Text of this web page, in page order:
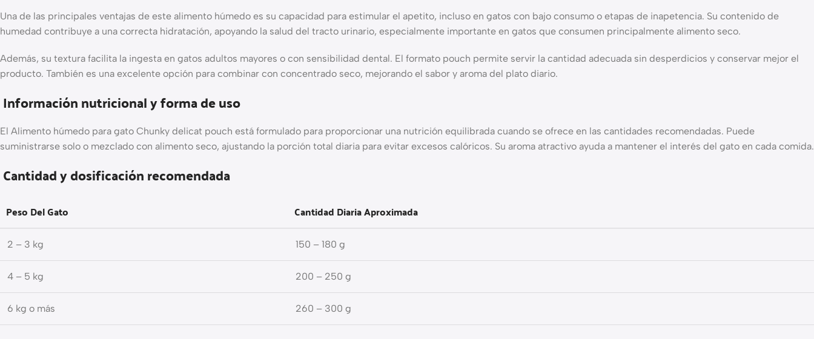
Una de las principales ventajas de este alimento húmedo es su capacidad para estimular el apetito, incluso en gatos con bajo consumo o etapas de inapetencia. Su contenido de
humedad contribuye a una correcta hidratación, apoyando la salud del tracto urinario, especialmente importante en gatos que consumen principalmente alimento seco.
Además, su textura facilita la ingesta en gatos adultos mayores o con sensibilidad dental. El formato pouch permite servir la cantidad adecuada sin desperdicios y conservar mejor el
producto. También es una excelente opción para combinar con concentrado seco, mejorando el sabor y aroma del plato diario.
Información nutricional y forma de uso
El Alimento húmedo para gato Chunky delicat pouch está formulado para proporcionar una nutrición equilibrada cuando se ofrece en las cantidades recomendadas. Puede
suministrarse solo o mezclado con alimento seco, ajustando la porción total diaria para evitar excesos calóricos. Su aroma atractivo ayuda a mantener el interés del gato en cada comida.
Cantidad y dosificación recomendada
Peso Del Gato Cantidad Diaria Aproximada
2 – 3 kg 150 – 180 g
4 – 5 kg 200 – 250 g
6 kg o más 260 – 300 g